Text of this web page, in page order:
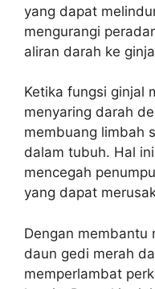
yang dapat
mengurangi
aliran darah ke
Ketika fungsi ginjal
menyaring darah
membuang limbah
dalam tubuh. Hal
mencegah
yang dapat
Dengan membantu
daun gedi merah
memperlambat